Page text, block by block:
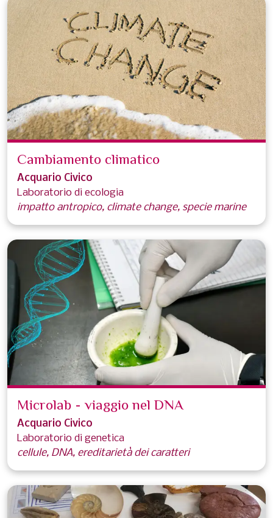
Cambiamento climatico
Acquario Civico
Laboratorio di ecologia
impatto antropico, climate change, specie marine
Microlab - viaggio nel DNA
Acquario Civico
Laboratorio di genetica
cellule, DNA, ereditarietà dei caratteri